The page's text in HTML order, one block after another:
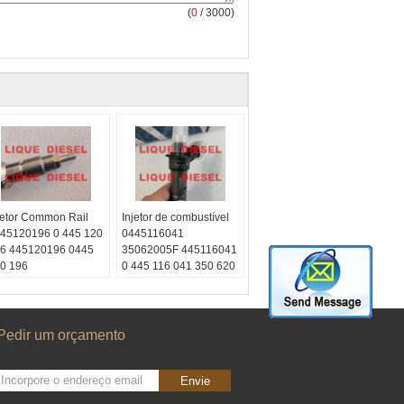
(0 / 3000)
Common Rail
0 445 120
445120196 0445
196
mail:
Injetor de combustível
0445116041
35062005F 445116041
0 445 116 041 350 620
Skype:diesel
Conversamos:
15153887217
um orçamento
Envie